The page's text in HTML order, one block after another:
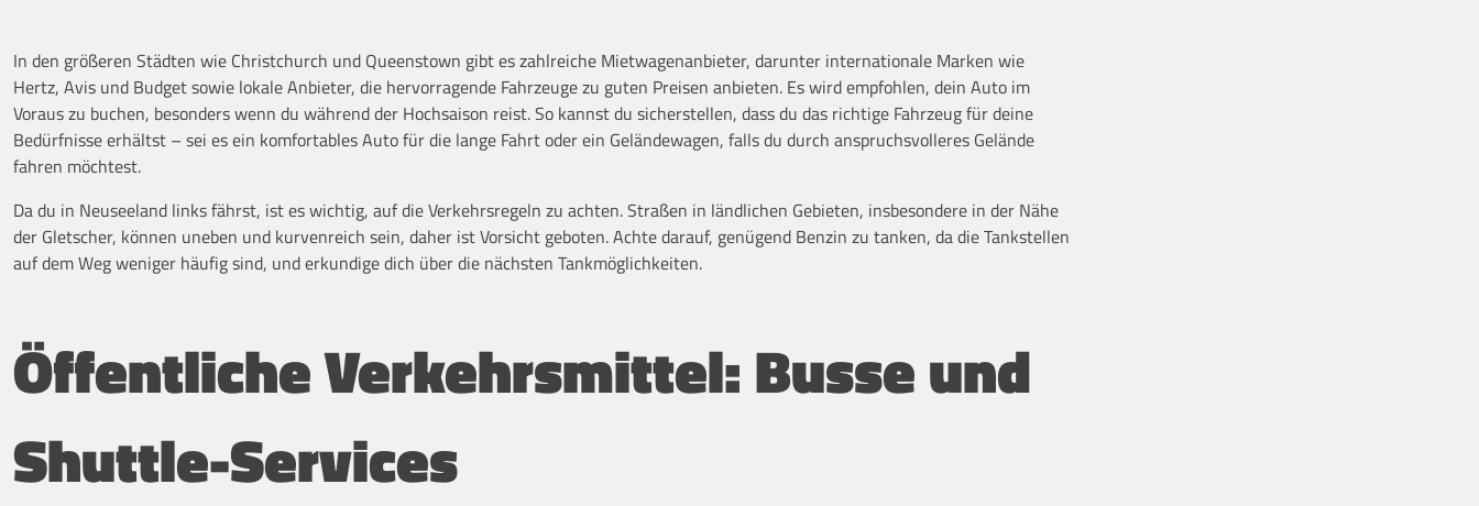
In den größeren Städten wie Christchurch und Queenstown gibt es zahlreiche Mietwagenanbieter, darunter internationale Marken wie
Hertz, Avis und Budget sowie lokale Anbieter, die hervorragende Fahrzeuge zu guten Preisen anbieten. Es wird empfohlen, dein Auto im
Voraus zu buchen, besonders wenn du während der Hochsaison reist. So kannst du sicherstellen, dass du das richtige Fahrzeug für deine
Bedürfnisse erhältst – sei es ein komfortables Auto für die lange Fahrt oder ein Geländewagen, falls du durch anspruchsvolleres Gelände
fahren möchtest.
Da du in Neuseeland links fährst, ist es wichtig, auf die Verkehrsregeln zu achten. Straßen in ländlichen Gebieten, insbesondere in der Nähe
der Gletscher, können uneben und kurvenreich sein, daher ist Vorsicht geboten. Achte darauf, genügend Benzin zu tanken, da die Tankstellen
auf dem Weg weniger häufig sind, und erkundige dich über die nächsten Tankmöglichkeiten.
Öffentliche Verkehrsmittel: Busse und
Shuttle-Services